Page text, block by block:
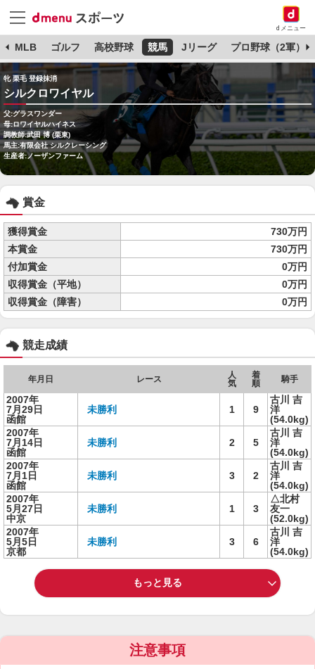
dメニュー
MLB ゴルフ 高校野球 競馬 Jリーグ プロ野球（2軍）
牝 栗毛 登録抹消
シルクロワイヤル
父:グラスワンダー
母:ロワイヤルハイネス
調教師:武田 博 (栗東)
馬主:有限会社 シルクレーシング
生産者:ノーザンファーム
賞金
獲得賞金
730万円
本賞金
730万円
付加賞金
0万円
収得賞金（平地）
0万円
収得賞金（障害）
0万円
競走成績
年月日 レース
人
気
着
順
騎手
2007年
7月29日
函館
未勝利 1 9
古川 吉
洋
(54.0kg)
2007年
7月14日
函館
未勝利 2 5
古川 吉
洋
(54.0kg)
2007年
7月1日
函館
未勝利 3 2
古川 吉
洋
(54.0kg)
2007年
5月27日
中京
未勝利 1 3
△北村
友一
(52.0kg)
2007年
5月5日
京都
未勝利 3 6
古川 吉
洋
(54.0kg)
もっと見る
注意事項